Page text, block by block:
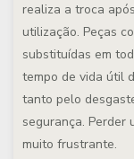
realiza a troca
utilização. Peças
substituídas em
tempo de vida útil
tanto pelo
segurança. Perder
muito frustrante.